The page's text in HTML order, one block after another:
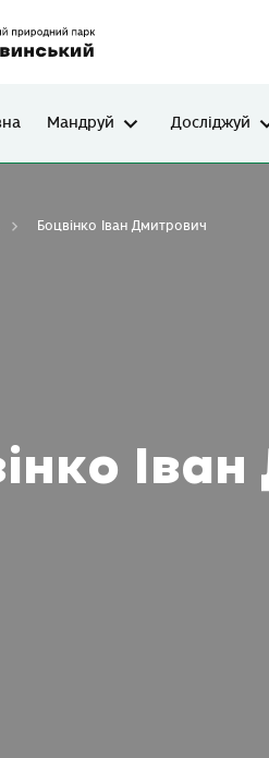
Мандруй Досліджуй
Боцвінко Іван Дмитрович